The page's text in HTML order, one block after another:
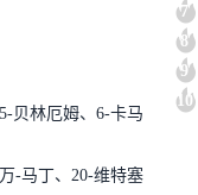
贝林厄姆、6-卡马
-马丁、20-维特塞
7
8
9
10